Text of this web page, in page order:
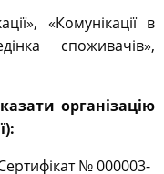
«Комунікації в
споживачів»,
організацію
№ 000003-